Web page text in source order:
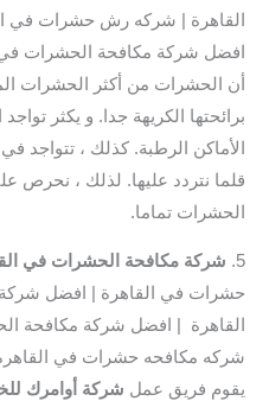
القاهرة | شركه رش حشرات في
افضل شركة مكافحة الحشرات في
أن الحشرات من أكثر الحشرات
برائحتها الكريهة جدا. و يكثر
الأماكن الرطبة. كذلك ، تتواجد
قلما نتردد عليها. لذلك ، نحرص
الحشرات تماما.
5. شركة مكافحة الحشرات في
حشرات في القاهرة | افضل
القاهرة | افضل شركة مكافحة
شركه مكافحه حشرات في
يقوم فريق عمل شركة أوامرك